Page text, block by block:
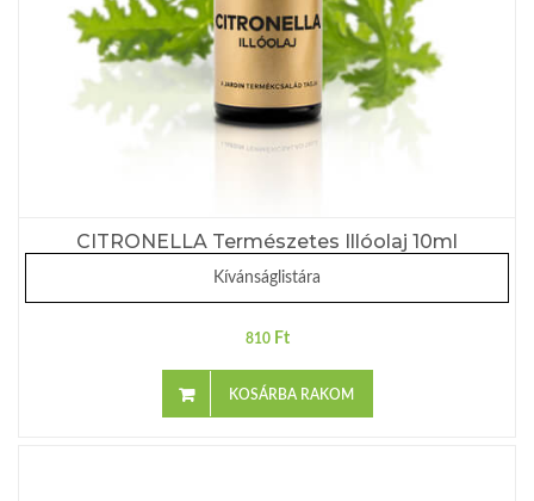
CITRONELLA Természetes Illóolaj 10ml
Kívánságlistára
810 Ft
KOSÁRBA RAKOM